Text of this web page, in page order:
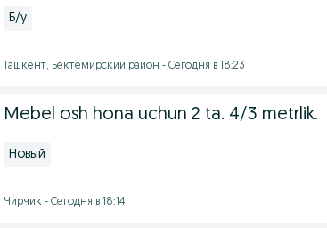
Б/у
Ташкент, Бектемирский район - Сегодня в 18:23
Mebel osh hona uchun 2 ta. 4/3 metrlik.
Новый
Чирчик - Сегодня в 18:14